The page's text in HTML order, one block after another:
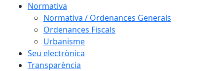
Normativa
Normativa / Ordenances Generals
Ordenances Fiscals
Urbanisme
Seu electrònica
Transparència